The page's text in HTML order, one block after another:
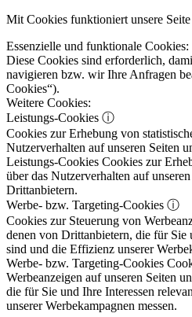
Mit Cookies funktioniert unsere Seite
Essenzielle und funktionale Cookies:
Diese Cookies sind erforderlich,
navigieren bzw. wir Ihre Anfragen
Cookies“).
Weitere Cookies:
Leistungs-Cookies ⓘ
Cookies zur Erhebung von
Nutzerverhalten auf unseren Seiten
Leistungs-Cookies Cookies zur
über das Nutzerverhalten auf
Drittanbietern.
Werbe- bzw. Targeting-Cookies ⓘ
Cookies zur Steuerung von
denen von Drittanbietern, die für Sie
sind und die Effizienz unserer
Werbe- bzw. Targeting-Cookies
Werbeanzeigen auf unseren Seiten
die für Sie und Ihre Interessen
unserer Werbekampagnen messen.